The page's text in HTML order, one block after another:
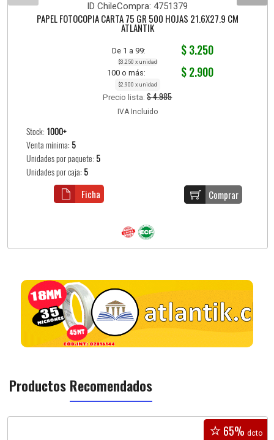
ID ChileCompra: 4751379
PAPEL FOTOCOPIA CARTA 75 GR 500 HOJAS 21.6X27.9 CM
ATLANTIK
De 1 a 99: $ 3.250
$3.250 x unidad
100 o más: $ 2.900
$2.900 x unidad
Precio lista:$ 4.985
IVA Incluido
Stock: 1000+
Venta mínima: 5
Unidades por paquete: 5
Unidades por caja: 5
Comprar
Ficha
Productos Recomendados
65% dcto